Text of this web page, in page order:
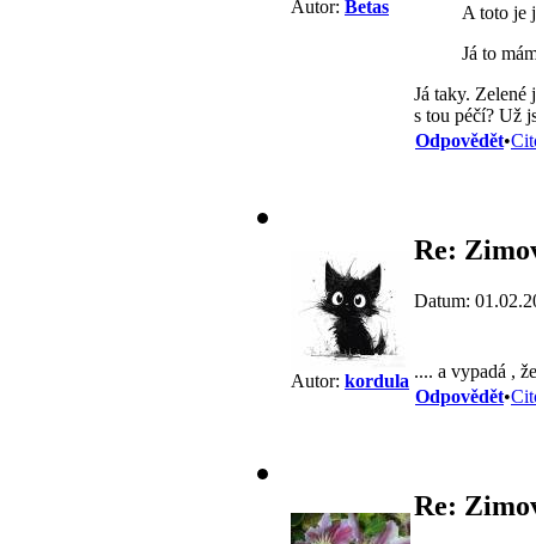
Autor: Betas
A toto je
Já to
Já taky. Zelené
s tou péčí? Už
Odpovědět•
Autor: kordula
Re:
Datum:
.... a vypadá ,
Odpovědět•
Re: